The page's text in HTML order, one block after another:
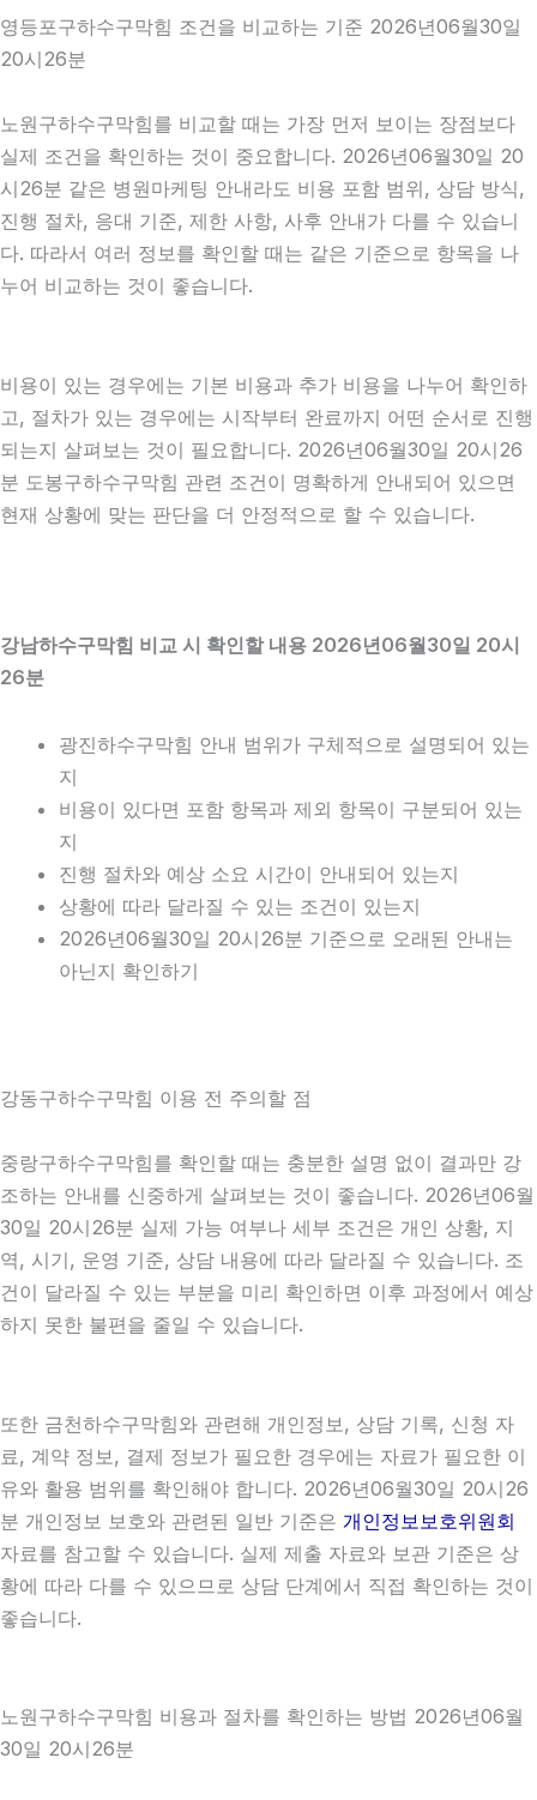
영등포구하수구막힘 조건을 비교하는 기준 2026년06월30일
20시26분
노원구하수구막힘를 비교할 때는 가장 먼저 보이는 장점보다
실제 조건을 확인하는 것이 중요합니다. 2026년06월30일 20
시26분 같은 병원마케팅 안내라도 비용 포함 범위, 상담 방식,
진행 절차, 응대 기준, 제한 사항, 사후 안내가 다를 수 있습니
다. 따라서 여러 정보를 확인할 때는 같은 기준으로 항목을 나
누어 비교하는 것이 좋습니다.
비용이 있는 경우에는 기본 비용과 추가 비용을 나누어 확인하
고, 절차가 있는 경우에는 시작부터 완료까지 어떤 순서로 진행
되는지 살펴보는 것이 필요합니다. 2026년06월30일 20시26
분 도봉구하수구막힘 관련 조건이 명확하게 안내되어 있으면
현재 상황에 맞는 판단을 더 안정적으로 할 수 있습니다.
강남하수구막힘 비교 시 확인할 내용 2026년06월30일 20시
26분
광진하수구막힘 안내 범위가 구체적으로 설명되어 있는
지
비용이 있다면 포함 항목과 제외 항목이 구분되어 있는
지
진행 절차와 예상 소요 시간이 안내되어 있는지
상황에 따라 달라질 수 있는 조건이 있는지
2026년06월30일 20시26분 기준으로 오래된 안내는
아닌지 확인하기
강동구하수구막힘 이용 전 주의할 점
중랑구하수구막힘를 확인할 때는 충분한 설명 없이 결과만 강
조하는 안내를 신중하게 살펴보는 것이 좋습니다. 2026년06월
30일 20시26분 실제 가능 여부나 세부 조건은 개인 상황, 지
역, 시기, 운영 기준, 상담 내용에 따라 달라질 수 있습니다. 조
건이 달라질 수 있는 부분을 미리 확인하면 이후 과정에서 예상
하지 못한 불편을 줄일 수 있습니다.
또한 금천하수구막힘와 관련해 개인정보, 상담 기록, 신청 자
료, 계약 정보, 결제 정보가 필요한 경우에는 자료가 필요한 이
유와 활용 범위를 확인해야 합니다. 2026년06월30일 20시26
분 개인정보 보호와 관련된 일반 기준은 개인정보보호위원회
자료를 참고할 수 있습니다. 실제 제출 자료와 보관 기준은 상
황에 따라 다를 수 있으므로 상담 단계에서 직접 확인하는 것이
좋습니다.
노원구하수구막힘 비용과 절차를 확인하는 방법 2026년06월
30일 20시26분